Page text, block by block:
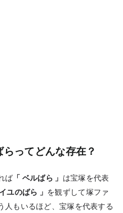
ってどんな存在？
ば「 ベルばら 」 は宝塚を代表
ユのばら 」 を観ずして塚ファ
人もいるほど、宝塚を代表する